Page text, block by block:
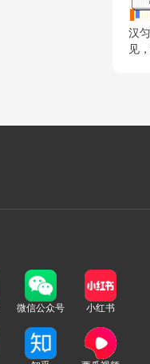
汉
见
微信公众号 小红书